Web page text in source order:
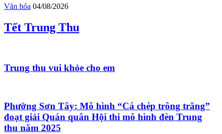
Văn hóa 04/08/2026
Tết Trung Thu
Trung thu vui khỏe cho em
Phường Sơn Tây: Mô hình “Cá chép trông trăng”
đoạt giải Quán quân Hội thi mô hình đèn Trung
thu năm 2025